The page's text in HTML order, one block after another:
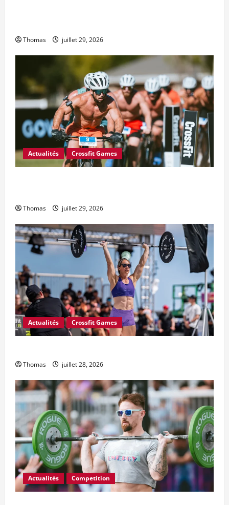
Thomas juillet 29, 2026
Actualités Crossfit Games
Thomas juillet 29, 2026
Actualités Crossfit Games
Thomas juillet 28, 2026
Actualités Competition